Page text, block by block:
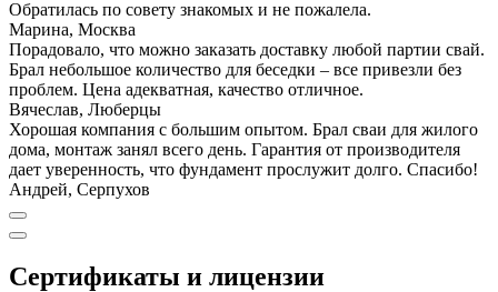
Обратилась по совету знакомых и не пожалела.
Марина, Москва
Порадовало, что можно заказать доставку любой партии свай.
Брал небольшое количество для беседки – все привезли без
проблем. Цена адекватная, качество отличное.
Вячеслав, Люберцы
Хорошая компания с большим опытом. Брал сваи для жилого
дома, монтаж занял всего день. Гарантия от производителя
дает уверенность, что фундамент прослужит долго. Спасибо!
Андрей, Серпухов
Сертификаты и лицензии